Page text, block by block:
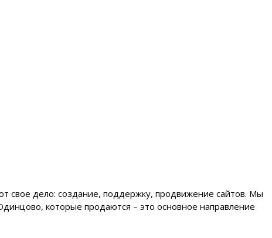
свое дело: создание, поддержку, продвижение сайтов. Мы
которые продаются – это основное направление